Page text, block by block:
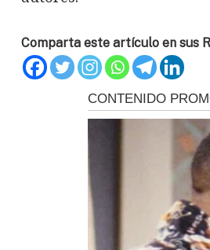
Comparta este artículo en sus